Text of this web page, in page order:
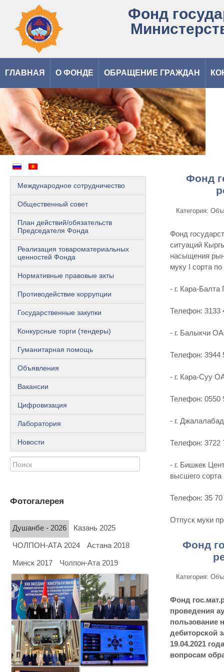
Фонд
ГЛАВНАЯ О ФОНДЕ ОБРАЩЕНИЕ ГРАЖДАН
Запасы государственного резерва – это достояние народа
Международное сотрудничество
Общественный cовет
План действий/обязательств
Председателя Фонда
Реализация товароматериальных
ценностей Фонда
Нормативные правовые акты
Противодействие коррупции
Государственные закупки
Конкурсные торги (тендеры)
Гуманитарная помощь
Объявления
Вакансии
Цифровизация
Лаборатория
Новости
Фотогалерея
Душанбе - 2026 Казань 2025
ЧОЛПОН-АТА 2024 Астана 2018
Минск 2017 Чолпон-Ата 2019
Фонд
Категория:
Фонд
ситуаций
насыщения
муку I сорта
- г. Кара-
Телефон: 3133
- г. Балыкчи
Телефон: 3944
- г. Кара-Суу
Телефон: 0550
- г.
Телефон: 3722
- г. Бишкек
высшего сорта
Телефон: 35 70
Отпуск муки
Фонд
Категория:
Фонд
проведения
пользование
дебиторской
19.04.2021
вопросам